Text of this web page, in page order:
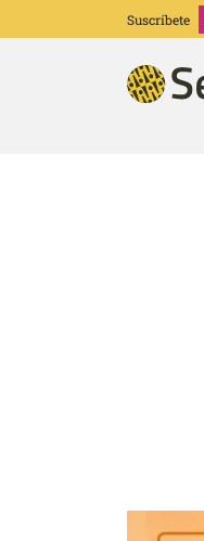
Suscríbete